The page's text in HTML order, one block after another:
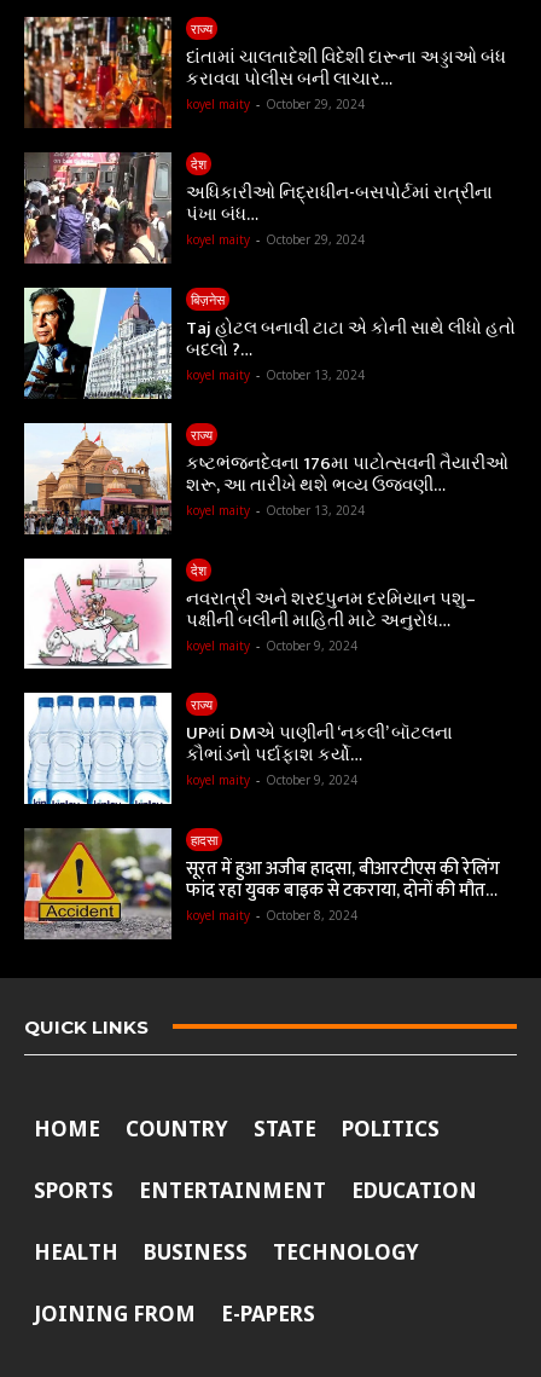
राज्य
દાંતામાં ચાલતાદેશી વિદેશી દારૂના અડ્ડાઓ બંધ
કરાવવા પોલીસ બની લાચાર…
koyel maity - October 29, 2024
देश
અધિકારીઓ નિદ્રાધીન-બસપોર્ટમાં રાત્રીના
પંખા બંધ…
koyel maity - October 29, 2024
बिज़नेस
Taj હોટલ બનાવી ટાટા એ કોની સાથે લીધો હતો
બદલો ?…
koyel maity - October 13, 2024
राज्य
કષ્ટભંજનદેવના 176મા પાટોત્સવની તૈયારીઓ
શરૂ, આ તારીખે થશે ભવ્ય ઉજવણી…
koyel maity - October 13, 2024
देश
નવરાત્રી અને શરદપુનમ દરમિયાન પશુ–
પક્ષીની બલીની માહિતી માટે અનુરોધ…
koyel maity - October 9, 2024
राज्य
UPમાં DMએ પાણીની ‘નકલી’ બૉટલના
કૌભાંડનો પર્દાફાશ કર્યો…
koyel maity - October 9, 2024
हादसा
सूरत में हुआ अजीब हादसा, बीआरटीएस की रेलिंग
फांद रहा युवक बाइक से टकराया, दोनों की मौत…
koyel maity - October 8, 2024
QUICK LINKS
HOME COUNTRY STATE POLITICS
SPORTS ENTERTAINMENT EDUCATION
HEALTH BUSINESS TECHNOLOGY
JOINING FROM E-PAPERS